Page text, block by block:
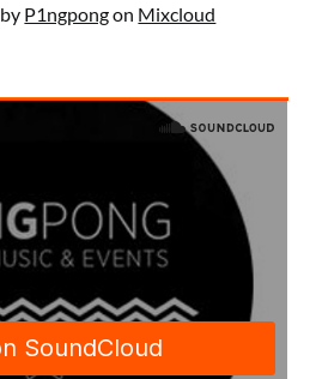
by P1ngpongon Mixcloud